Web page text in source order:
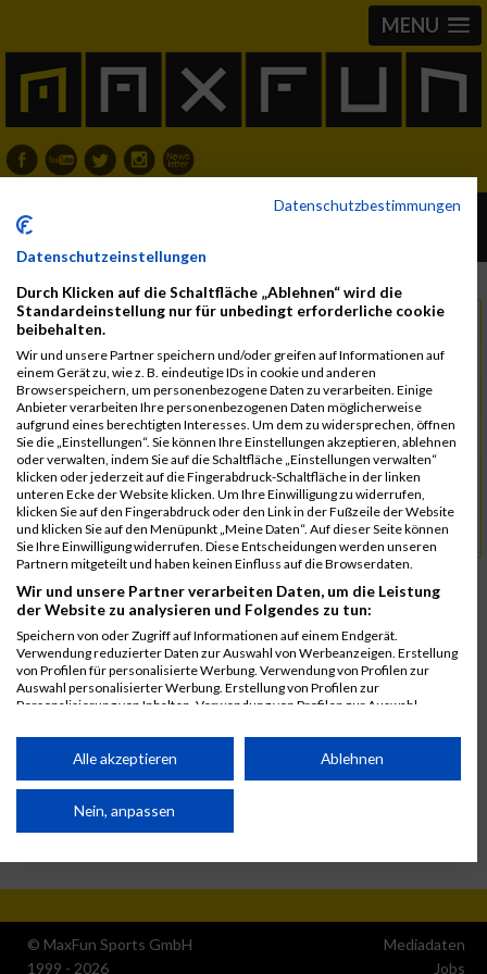
MENU
Austria Backyard Ultra - Ternberg Trail
14.05.2026
Datum Donnerstag, 14. Mai 2026
Region 4452 Ternberg
Land Österreich
Trail Run
Kontakt
Verein Austria Backyard Ultra
austriabackyard@gmx.at
URL www.austriabackyardultra.com
© MaxFun Sports GmbH
1999 - 2026
Mediadaten
Jobs
Datenschutzbestimmungen
Datenschutzeinstellungen
Durch Klicken auf die Schaltfläche „Ablehnen“ wird die
Standardeinstellung nur für unbedingt erforderliche cookie
beibehalten.
Wir und unsere Partner speichern und/oder greifen auf Informationen auf
einem Gerät zu, wie z. B. eindeutige IDs in cookie und anderen
Browserspeichern, um personenbezogene Daten zu verarbeiten. Einige
Anbieter verarbeiten Ihre personenbezogenen Daten möglicherweise
aufgrund eines berechtigten Interesses. Um dem zu widersprechen, öffnen
Sie die „Einstellungen“. Sie können Ihre Einstellungen akzeptieren, ablehnen
oder verwalten, indem Sie auf die Schaltfläche „Einstellungen verwalten“
klicken oder jederzeit auf die Fingerabdruck-Schaltfläche in der linken
unteren Ecke der Website klicken. Um Ihre Einwilligung zu widerrufen,
klicken Sie auf den Fingerabdruck oder den Link in der Fußzeile der Website
und klicken Sie auf den Menüpunkt „Meine Daten“. Auf dieser Seite können
Sie Ihre Einwilligung widerrufen. Diese Entscheidungen werden unseren
Partnern mitgeteilt und haben keinen Einfluss auf die Browserdaten.
Wir und unsere Partner verarbeiten Daten, um die Leistung
der Website zu analysieren und Folgendes zu tun:
Speichern von oder Zugriff auf Informationen auf einem Endgerät.
Verwendung reduzierter Daten zur Auswahl von Werbeanzeigen. Erstellung
von Profilen für personalisierte Werbung. Verwendung von Profilen zur
Auswahl personalisierter Werbung. Erstellung von Profilen zur
Personalisierung von Inhalten. Verwendung von Profilen zur Auswahl
Performance von Inhalten. Analyse von Zielgruppen durch Statistiken oder
Kombinationen von Daten aus verschiedenen Quellen. Entwicklung und
von Inhalten.
Daten können außerhalb der Europäischen Union weitergegeben und in die
Wir nutzen Ihre Daten für folgende Zwecke:
Alle akzeptieren Ablehnen
Nein, anpassen